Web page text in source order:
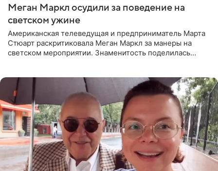
Меган Маркл осудили за поведение на
светском ужине
Американская телеведущая и предприниматель Марта
Стюарт раскритиковала Меган Маркл за манеры на
светском мероприятии. Знаменитость поделилась